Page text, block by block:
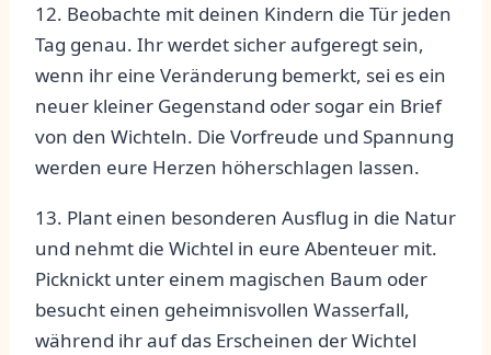
12. ‌Beobachte⁢ mit deinen Kindern die Tür jeden
Tag ⁣genau. ​Ihr werdet​ sicher aufgeregt sein,
wenn ihr‌ eine ⁤Veränderung bemerkt, sei es‍ ein
neuer⁢ kleiner Gegenstand oder‌ sogar ein Brief⁣
von den‍ Wichteln. Die​ Vorfreude und Spannung
werden eure Herzen höherschlagen lassen.
13.‌ Plant einen ‍besonderen Ausflug in die Natur
und nehmt die​ Wichtel in​ eure‍ Abenteuer mit.
Picknickt⁣ unter⁣ einem magischen Baum oder⁤
besucht⁣ einen geheimnisvollen Wasserfall,
während ihr ⁣auf das Erscheinen der ‍Wichtel